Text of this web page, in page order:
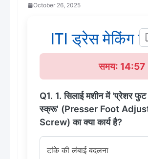
October 26, 2025
ITI ड्रेस मेकिंग
समय: 14:57
Q1. 1. सिलाई मशीन में 'प्रेशर
स्क्रू' (Presser Foot
Screw) का क्या कार्य है?
टांके की लंबाई बदलना